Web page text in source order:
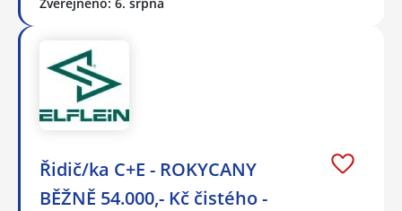
Řidič/ka C+E - ROKYCANY
BĚŽNĚ 54.000,- Kč čistého -